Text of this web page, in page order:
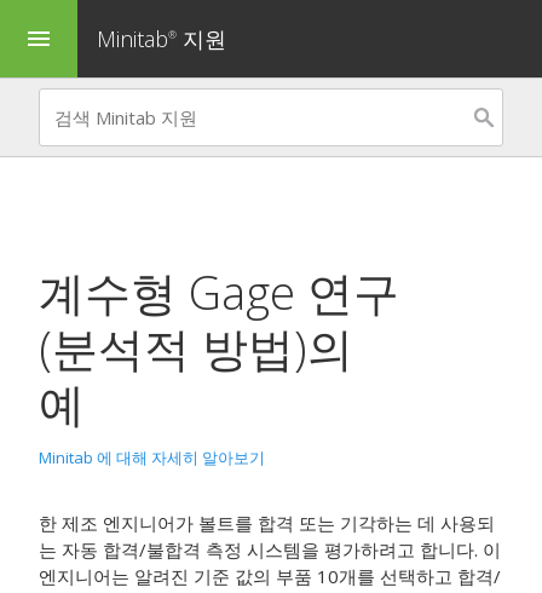
menu Minitab® 지원
계수형 Gage 연구
(분석적 방법)의
예
Minitab 에 대해 자세히 알아보기
한 제조 엔지니어가 볼트를 합격 또는 기각하는 데 사용되
는 자동 합격/불합격 측정 시스템을 평가하려고 합니다. 이
엔지니어는 알려진 기준 값의 부품 10개를 선택하고 합격/